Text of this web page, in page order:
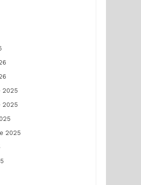
2025
2025
2025